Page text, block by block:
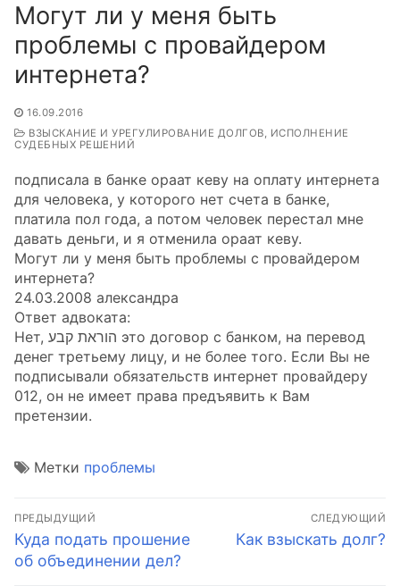
Могут ли у меня быть
проблемы с провайдером
интернета?
16.09.2016
ВЗЫСКАНИЕ И УРЕГУЛИРОВАНИЕ ДОЛГОВ, ИСПОЛНЕНИЕ
СУДЕБНЫХ РЕШЕНИЙ
подписала в банке ораат кеву на оплату интернета
для человека, у которого нет счета в банке,
платила пол года, а потом человек перестал мне
давать деньги, и я отменила ораат кеву.
Могут ли у меня быть проблемы с провайдером
интернета?
24.03.2008 александра
Ответ адвоката:
Нет, הוראת קבע это договор с банком, на перевод
денег третьему лицу, и не более того. Если Вы не
подписывали обязательств интернет провайдеру
012, он не имеет права предъявить к Вам
претензии.
Метки проблемы
Навигация
по
записям
ПРЕДЫДУЩИЙ
Предыдущая
запись:
Куда подать прошение
об объединении дел?
СЛЕДУЮЩИЙ
Следующая
Как взыскать долг?